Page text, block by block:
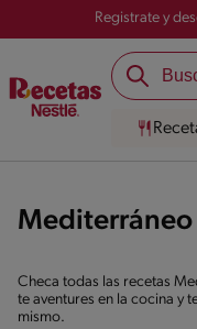
Registrate y
Mediterráneo
Checa todas las recetas
te aventures en la cocina y
mismo.